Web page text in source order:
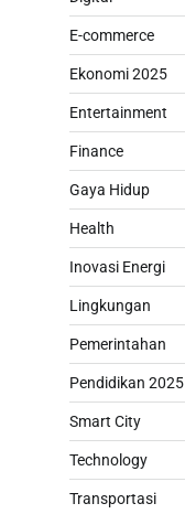
E-commerce
Ekonomi 2025
Entertainment
Finance
Gaya Hidup
Health
Inovasi Energi
Lingkungan
Pemerintahan
Pendidikan 2025
Smart City
Technology
Transportasi